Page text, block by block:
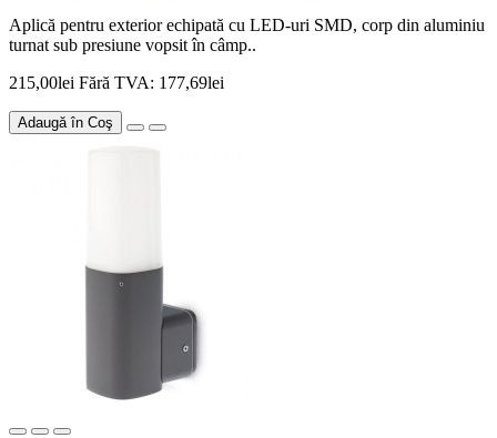
Aplică pentru exterior echipată cu LED-uri SMD, corp din aluminiu
turnat sub presiune vopsit în câmp..
215,00lei Fără TVA: 177,69lei
Adaugă în Coş